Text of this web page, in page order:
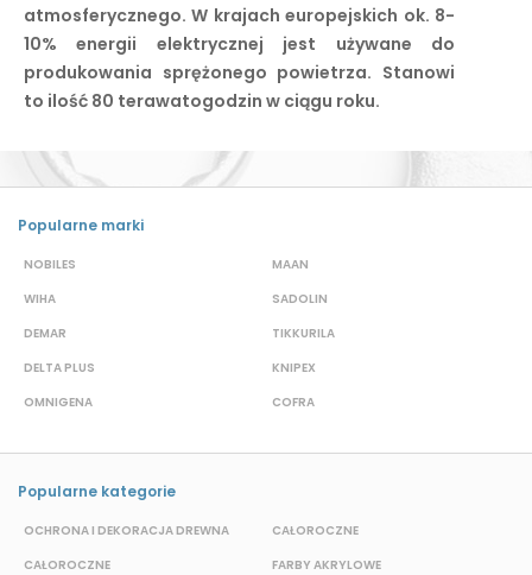
atmosferycznego. W krajach europejskich ok. 8-
10% energii elektrycznej jest używane do
produkowania sprężonego powietrza. Stanowi
to ilość 80 terawatogodzin w ciągu roku.
Popularne marki
NOBILES
WIHA
DEMAR
DELTA PLUS
OMNIGENA
MAAN
SADOLIN
TIKKURILA
KNIPEX
COFRA
Popularne kategorie
OCHRONA I DEKORACJA DREWNA
CAŁOROCZNE
CAŁOROCZNE
FARBY AKRYLOWE